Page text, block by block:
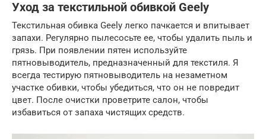
Уход за текстильной обивкой Geely
Текстильная обивка Geely легко пачкается и впитывает
запахи. Регулярно пылесосьте ее, чтобы удалить пыль и
грязь. При появлении пятен используйте
пятновыводитель, предназначенный для текстиля. Я
всегда тестирую пятновыводитель на незаметном
участке обивки, чтобы убедиться, что он не повредит
цвет. После очистки проветрите салон, чтобы
избавиться от запаха чистящих средств.